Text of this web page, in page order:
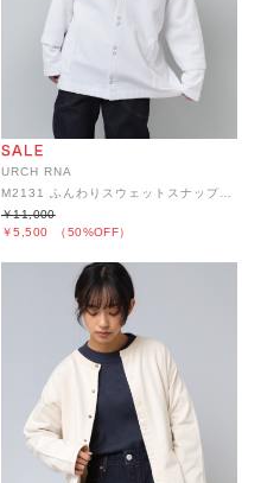
URCH RNA
￥5,500 （50%OFF）
￥11,000